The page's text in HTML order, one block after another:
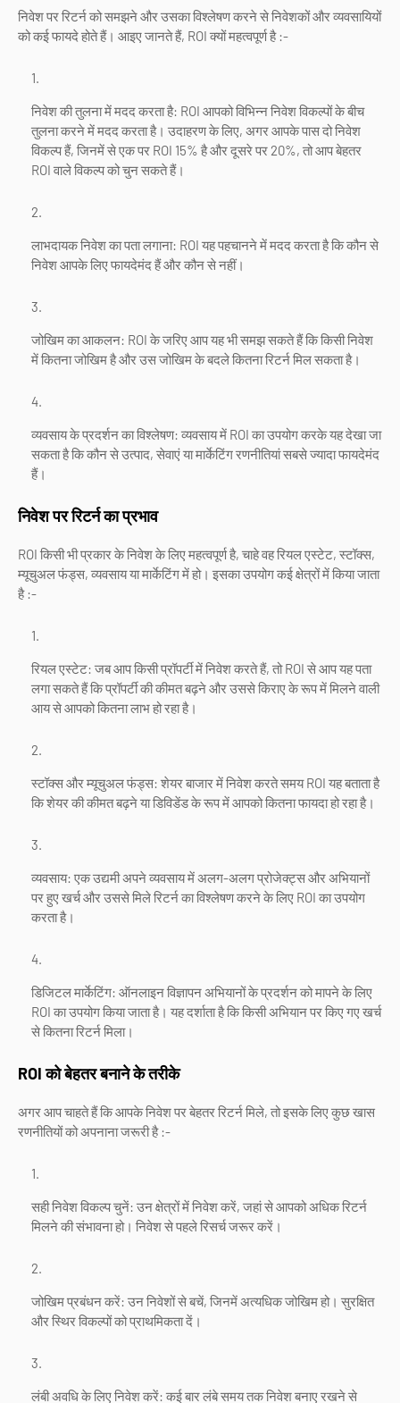
निवेश पर रिटर्न को समझने और उसका विश्लेषण करने से निवेशकों और व्यवसायियों
को कई फायदे होते हैं। आइए जानते हैं, ROI क्यों महत्वपूर्ण है :-
निवेश की तुलना में मदद करता है: ROI आपको विभिन्न निवेश विकल्पों के बीच
तुलना करने में मदद करता है। उदाहरण के लिए, अगर आपके पास दो निवेश
विकल्प हैं, जिनमें से एक पर ROI 15% है और दूसरे पर 20%, तो आप बेहतर
ROI वाले विकल्प को चुन सकते हैं।
लाभदायक निवेश का पता लगाना: ROI यह पहचानने में मदद करता है कि कौन से
निवेश आपके लिए फायदेमंद हैं और कौन से नहीं।
जोखिम का आकलन: ROI के जरिए आप यह भी समझ सकते हैं कि किसी निवेश
में कितना जोखिम है और उस जोखिम के बदले कितना रिटर्न मिल सकता है।
व्यवसाय के प्रदर्शन का विश्लेषण: व्यवसाय में ROI का उपयोग करके यह देखा जा
सकता है कि कौन से उत्पाद, सेवाएं या मार्केटिंग रणनीतियां सबसे ज्यादा फायदेमंद
हैं।
निवेश पर रिटर्न का प्रभाव
ROI किसी भी प्रकार के निवेश के लिए महत्वपूर्ण है, चाहे वह रियल एस्टेट, स्टॉक्स,
म्यूचुअल फंड्स, व्यवसाय या मार्केटिंग में हो। इसका उपयोग कई क्षेत्रों में किया जाता
है :-
रियल एस्टेट: जब आप किसी प्रॉपर्टी में निवेश करते हैं, तो ROI से आप यह पता
लगा सकते हैं कि प्रॉपर्टी की कीमत बढ़ने और उससे किराए के रूप में मिलने वाली
आय से आपको कितना लाभ हो रहा है।
स्टॉक्स और म्यूचुअल फंड्स: शेयर बाजार में निवेश करते समय ROI यह बताता है
कि शेयर की कीमत बढ़ने या डिविडेंड के रूप में आपको कितना फायदा हो रहा है।
व्यवसाय: एक उद्यमी अपने व्यवसाय में अलग-अलग प्रोजेक्ट्स और अभियानों
पर हुए खर्च और उससे मिले रिटर्न का विश्लेषण करने के लिए ROI का उपयोग
करता है।
डिजिटल मार्केटिंग: ऑनलाइन विज्ञापन अभियानों के प्रदर्शन को मापने के लिए
ROI का उपयोग किया जाता है। यह दर्शाता है कि किसी अभियान पर किए गए खर्च
से कितना रिटर्न मिला।
ROI को बेहतर बनाने के तरीके
अगर आप चाहते हैं कि आपके निवेश पर बेहतर रिटर्न मिले, तो इसके लिए कुछ खास
रणनीतियों को अपनाना जरूरी है :-
सही निवेश विकल्प चुनें: उन क्षेत्रों में निवेश करें, जहां से आपको अधिक रिटर्न
मिलने की संभावना हो। निवेश से पहले रिसर्च जरूर करें।
जोखिम प्रबंधन करें: उन निवेशों से बचें, जिनमें अत्यधिक जोखिम हो। सुरक्षित
और स्थिर विकल्पों को प्राथमिकता दें।
लंबी अवधि के लिए निवेश करें: कई बार लंबे समय तक निवेश बनाए रखने से